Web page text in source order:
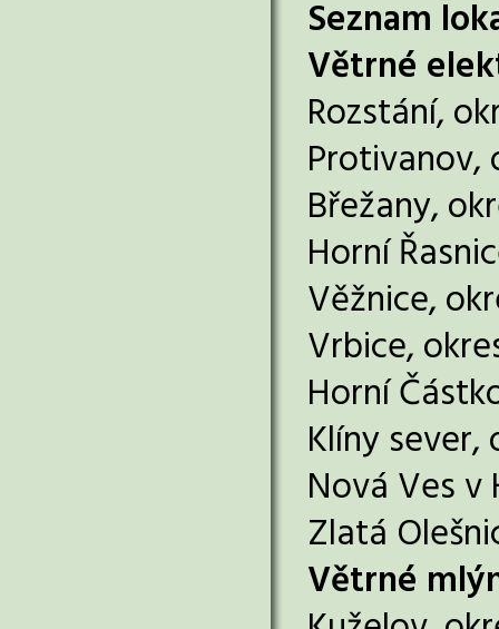
Seznam
Větrné
Rozstání,
Protivanov,
Břežany,
Horní
Věžnice,
Vrbice,
Horní
Klíny
Nová Ves
Zlatá
Větrné